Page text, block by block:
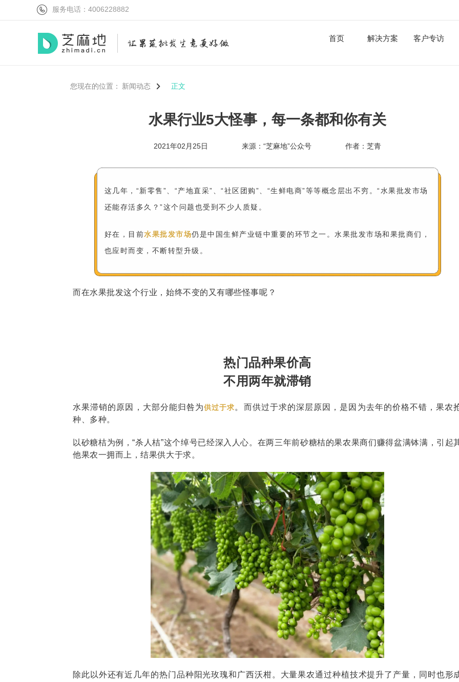
服务电话：4006228882
首页 解决方案 客户专访
您现在的位置： 新闻动态 正文
水果行业5大怪事，每一条都和你有关
2021年02月25日 来源：“芝麻地”公众号 作者：芝青
这几年，“新零售”、“产地直采”、“社区团购”、“生鲜电商”等等概念层出不穷。“水果批发市场
还能存活多久？”这个问题也受到不少人质疑。
好在，目前水果批发市场仍是中国生鲜产业链中重要的环节之一。水果批发市场和果批商们，
也应时而变，不断转型升级。
而在水果批发这个行业，始终不变的又有哪些怪事呢？
热门品种果价高
不用两年就滞销
水果滞销的原因，大部分能归咎为供过于求。而供过于求的深层原因，是因为去年的价格不错，果农
种、多种。
以砂糖桔为例，“杀人桔”这个绰号已经深入人心。在两三年前砂糖桔的果农果商们赚得盆满钵满，引起
他果农一拥而上，结果供大于求。
除此以外还有近几年的热门品种阳光玫瑰和广西沃柑。大量果农通过种植技术提升了产量，同时也形